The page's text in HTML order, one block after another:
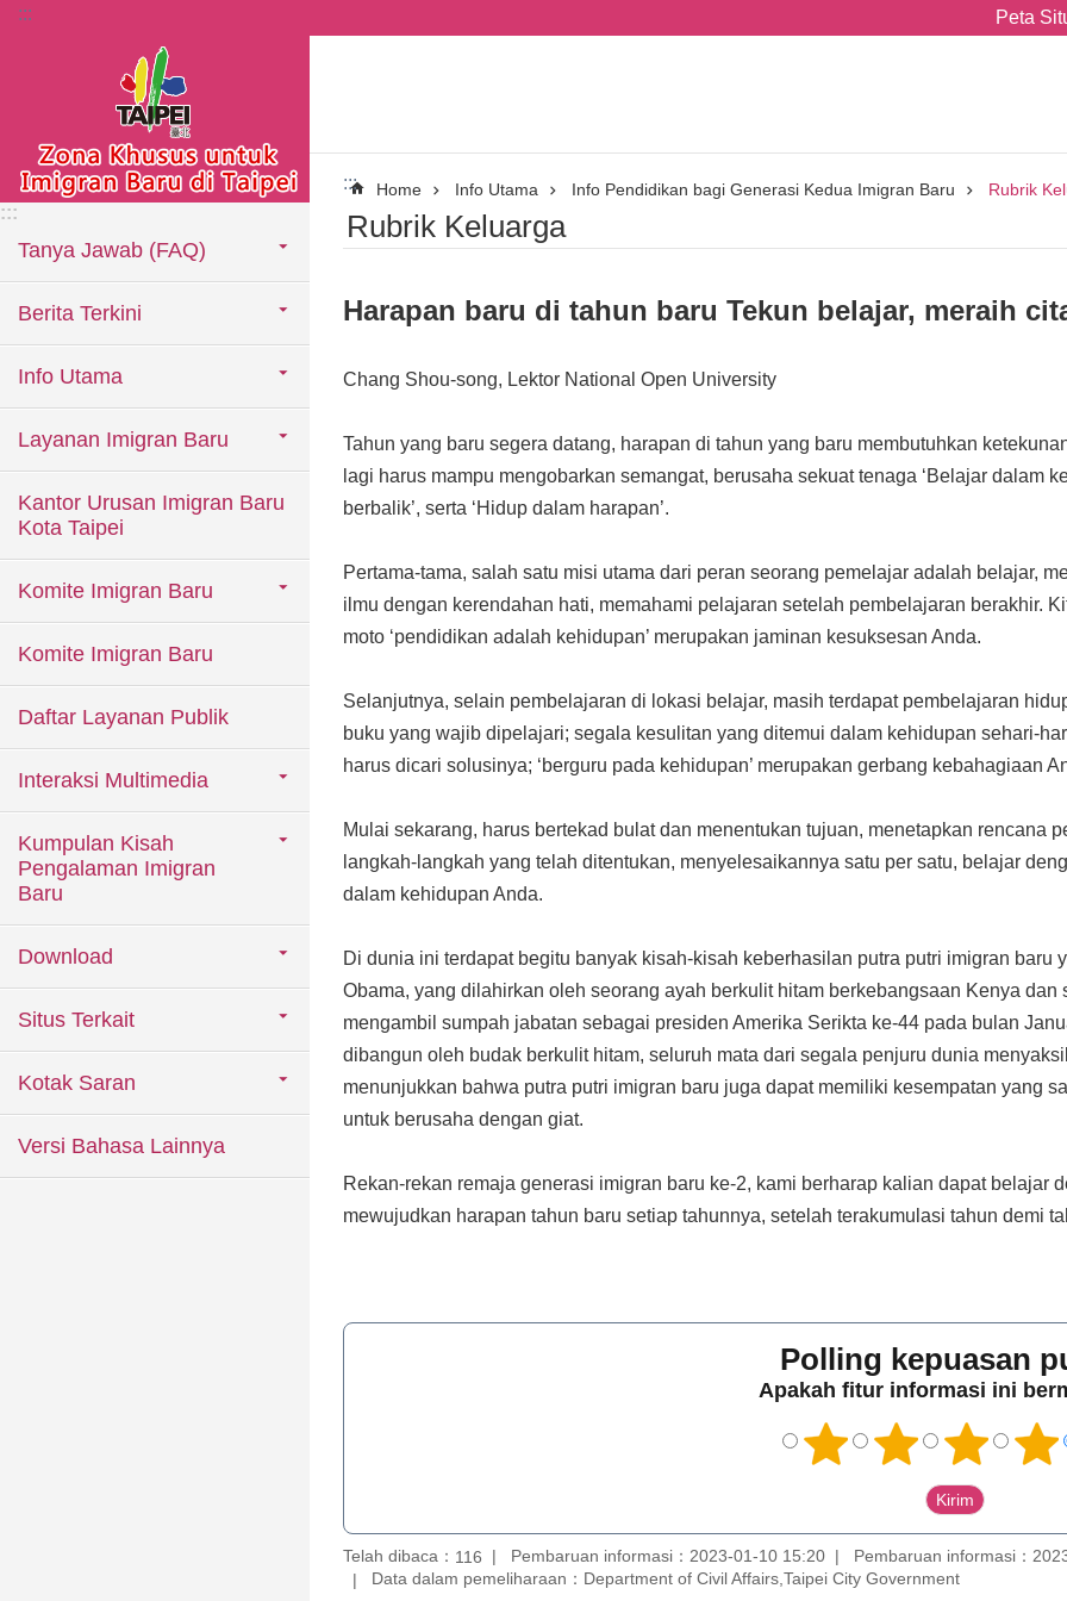
Lompat ke blok konten utama
::: Peta
:::
Tanya Jawab (FAQ)
Berita Terkini
Info Utama
Layanan Imigran Baru
Kantor Urusan Imigran Baru
Kota Taipei
Komite Imigran Baru
Komite Imigran Baru
Daftar Layanan Publik
Interaksi Multimedia
Kumpulan Kisah
Pengalaman Imigran
Baru
Download
Situs Terkait
Kotak Saran
Versi Bahasa Lainnya
::: Home Info Utama Info Pendidikan bagi Generasi Kedua Imigran Baru Rubrik
Rubrik Keluarga
Harapan baru di tahun baru Tekun belajar, meraih
Chang Shou-song, Lektor National Open University
Tahun yang baru segera datang, harapan di tahun yang baru membutuhkan
lagi harus mampu mengobarkan semangat, berusaha sekuat tenaga ‘Belajar dalam
berbalik’, serta ‘Hidup dalam harapan’.
Pertama-tama, salah satu misi utama dari peran seorang pemelajar adalah belajar,
ilmu dengan kerendahan hati, memahami pelajaran setelah pembelajaran berakhir.
moto ‘pendidikan adalah kehidupan’ merupakan jaminan kesuksesan Anda.
Selanjutnya, selain pembelajaran di lokasi belajar, masih terdapat pembelajaran
buku yang wajib dipelajari; segala kesulitan yang ditemui dalam kehidupan sehari-
harus dicari solusinya; ‘berguru pada kehidupan’ merupakan gerbang kebahagiaan
Mulai sekarang, harus bertekad bulat dan menentukan tujuan, menetapkan rencana
langkah-langkah yang telah ditentukan, menyelesaikannya satu per satu, belajar
dalam kehidupan Anda.
Di dunia ini terdapat begitu banyak kisah-kisah keberhasilan putra putri imigran baru
Obama, yang dilahirkan oleh seorang ayah berkulit hitam berkebangsaan Kenya
mengambil sumpah jabatan sebagai presiden Amerika Serikta ke-44 pada bulan
dibangun oleh budak berkulit hitam, seluruh mata dari segala penjuru dunia
menunjukkan bahwa putra putri imigran baru juga dapat memiliki kesempatan yang
untuk berusaha dengan giat.
Rekan-rekan remaja generasi imigran baru ke-2, kami berharap kalian dapat belajar
mewujudkan harapan tahun baru setiap tahunnya, setelah terakumulasi tahun demi
Polling kepuasan
Apakah fitur informasi ini
Telah dibaca： 116 Pembaruan informasi：2023-01-10 15:20
Pembaruan informasi：
Data dalam pemeliharaan：Department of Civil Affairs,Taipei City Government